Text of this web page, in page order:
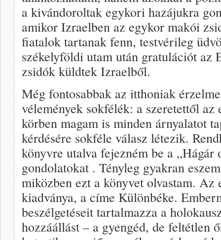
a kivándoroltak egykori hazájukra
amikor Izraelben az egykor makói
fiatalok tartanak fenn, testvérileg
székelyföldi utam után gratulációt az
zsidók küldtek Izraelből.
Még fontosabbak az itthoniak
vélemények sokfélék: a szeretettől az
körben magam is minden árnyalatot
kérdésére sokféle válasz létezik.
könyvre utalva fejezném be a „Hágár
gondolatokat . Tényleg gyakran
miközben ezt a könyvet olvastam.
kiadványa, a címe Különbéke.
beszélgetéseit tartalmazza a
hozzáállást – a gyengéd, de feltétlen